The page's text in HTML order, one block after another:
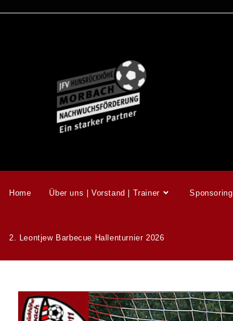
Home Über uns | Vorstand | Trainer Sponsoring
2. Leontjew Barbecue Hallenturnier 2026